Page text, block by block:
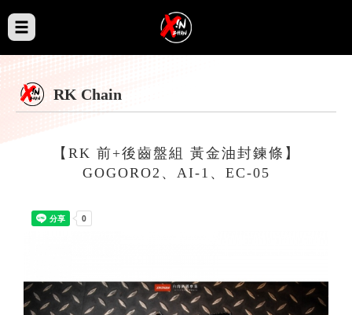
RK Chain
【RK 前+後齒盤組 黃金油封鍊條】
GOGORO2、AI-1、EC-05